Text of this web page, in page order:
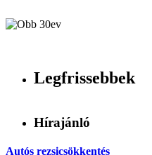
Legfrissebbek
Hírajánló
Autós rezsicsökkentés